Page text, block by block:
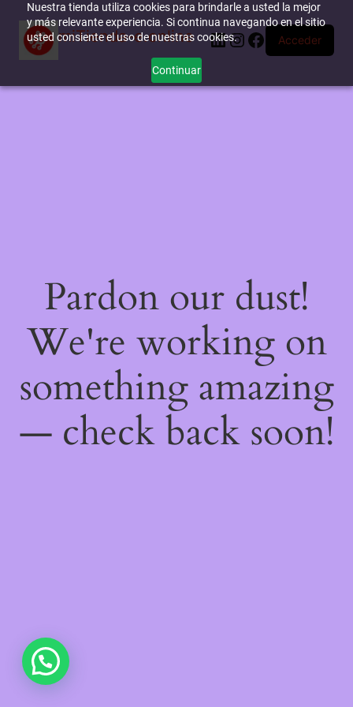
Nuestra tienda utiliza cookies para brindarle a usted la mejor
y más relevante experiencia. Si continua navegando en el sitio
usted consiente el uso de nuestras cookies.
Continuar
miTienda-e.online LinkedIn
Instagram
Facebook
Acceder
Pardon our dust!
We're working on
something amazing
— check back soon!